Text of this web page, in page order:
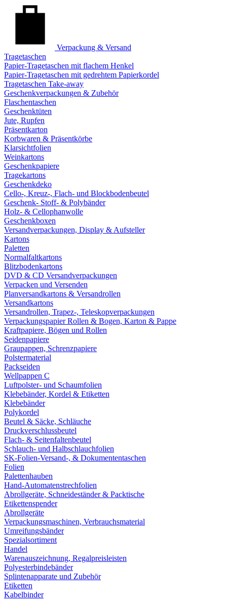
Verpackung & Versand
Tragetaschen
Papier-Tragetaschen mit flachem Henkel
Papier-Tragetaschen mit gedrehtem Papierkordel
Tragetaschen Take-away
Geschenkverpackungen & Zubehör
Flaschentaschen
Geschenktüten
Jute, Rupfen
Präsentkarton
Korbwaren & Präsentkörbe
Klarsichtfolien
Weinkartons
Geschenkpapiere
Tragekartons
Geschenkdeko
Cello-, Kreuz-, Flach- und Blockbodenbeutel
Geschenk- Stoff- & Polybänder
Holz- & Cellophanwolle
Geschenkboxen
Versandverpackungen, Display & Aufsteller
Kartons
Paletten
Normalfaltkartons
Blitzbodenkartons
DVD & CD Versandverpackungen
Verpacken und Versenden
Planversandkartons & Versandrollen
Versandkartons
Versandrollen, Trapez-, Teleskopverpackungen
Verpackungspapier Rollen & Bogen, Karton & Pappe
Kraftpapiere, Bögen und Rollen
Seidenpapiere
Graupappen, Schrenzpapiere
Polstermaterial
Packseiden
Wellpappen C
Luftpolster- und Schaumfolien
Klebebänder, Kordel & Etiketten
Klebebänder
Polykordel
Beutel & Säcke, Schläuche
Druckverschlussbeutel
Flach- & Seitenfaltenbeutel
Schlauch- und Halbschlauchfolien
SK-Folien-Versand-, & Dokumententaschen
Folien
Palettenhauben
Hand-Automatenstrechfolien
Abrollgeräte, Schneideständer & Packtische
Etikettenspender
Abrollgeräte
Verpackungsmaschinen, Verbrauchsmaterial
Umreifungsbänder
Spezialsortiment
Handel
Warenauszeichnung, Regalpreisleisten
Polyesterbindebänder
Splintenapparate und Zubehör
Etiketten
Kabelbinder